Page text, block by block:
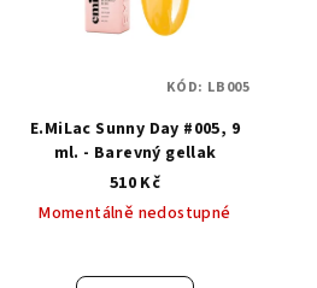
E.MiLac Sunny Day #005, 9
ml. - Barevný gellak
510 Kč
Momentálně nedostupné
KÓD: LB005